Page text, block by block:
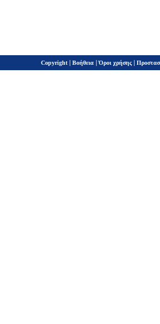
Copyright | Βοήθεια |Όροι χρήσης |